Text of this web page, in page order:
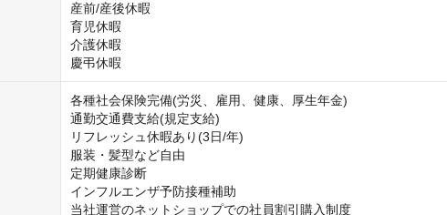
産前/産後休暇
育児休暇
介護休暇
慶弔休暇
各種社会保険完備(労災、雇用、健康、厚生年金)
通勤交通費支給(規定支給)
リフレッシュ休暇あり(3日/年)
服装・髪型など自由
定期健康診断
インフルエンザ予防接種補助
当社運営のネットショップでの社員割引購入制度